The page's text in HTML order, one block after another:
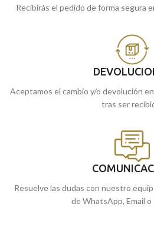
Recibirás el pedido de forma segura
Aceptamos el cambio y/o devolución
tras ser
Resuelve las dudas con nuestro
de WhatsApp, Email